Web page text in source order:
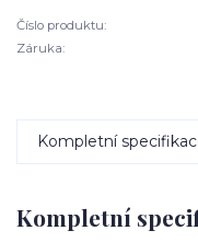
Číslo produktu:
Záruka:
Kompletní
Kompletní